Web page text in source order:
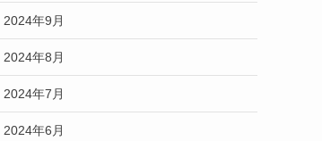
2024年9月
2024年8月
2024年7月
2024年6月